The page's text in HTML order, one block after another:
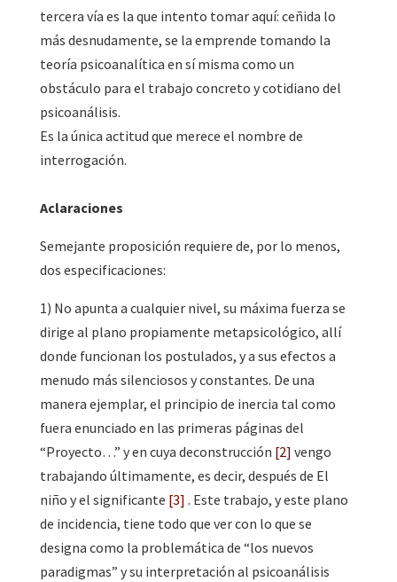
tercera vía es la que intento tomar aquí: ceñida lo
más desnudamente, se la emprende tomando la
teoría psicoanalítica en sí misma como un
obstáculo para el trabajo concreto y cotidiano del
psicoanálisis.
Es la única actitud que merece el nombre de
interrogación.
Aclaraciones
Semejante proposición requiere de, por lo menos,
dos especificaciones:
1) No apunta a cualquier nivel, su máxima fuerza se
dirige al plano propiamente metapsicológico, allí
donde funcionan los postulados, y a sus efectos a
menudo más silenciosos y constantes. De una
manera ejemplar, el principio de inercia tal como
fuera enunciado en las primeras páginas del
“Proyecto…” y en cuya deconstrucción [2] vengo
trabajando últimamente, es decir, después de El
niño y el significante [3] . Este trabajo, y este plano
de incidencia, tiene todo que ver con lo que se
designa como la problemática de “los nuevos
paradigmas” y su interpretación al psicoanálisis